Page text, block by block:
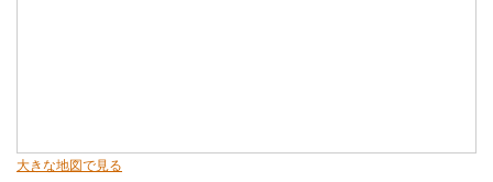
大きな地図で見る